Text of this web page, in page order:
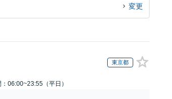
変更
東京都
06:00~23:55（平日）